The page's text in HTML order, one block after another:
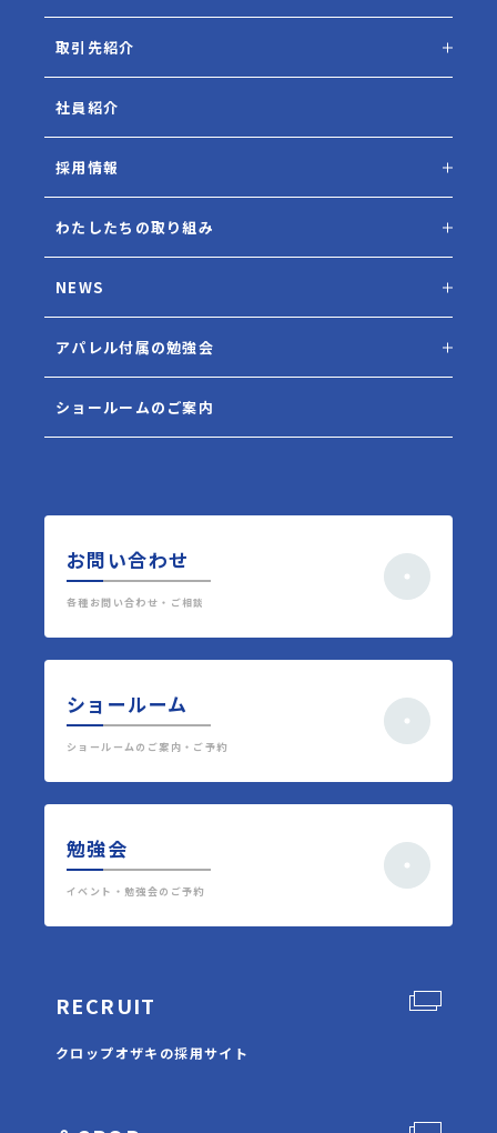
取引先紹介
社員紹介
採用情報
わたしたちの取り組み
NEWS
アパレル付属の勉強会
ショールームのご案内
お問い合わせ
各種お問い合わせ・ご相談
ショールーム
ショールームのご案内・ご予約
勉強会
イベント・勉強会のご予約
RECRUIT
クロップオザキの採用サイト